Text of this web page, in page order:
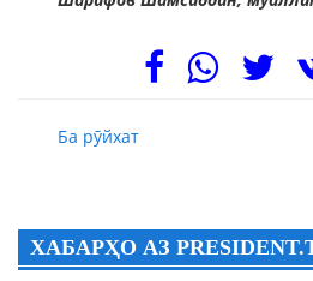
Ба рӯйхат
ХАБАРҲО АЗ